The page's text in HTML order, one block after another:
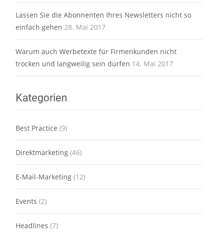
Lassen Sie die Abonnenten Ihres Newsletters nicht so
einfach gehen 28. Mai 2017
Warum auch Werbetexte für Firmenkunden nicht
trocken und langweilig sein dürfen 14. Mai 2017
Kategorien
Best Practice (9)
Direktmarketing (46)
E-Mail-Marketing (12)
Events (2)
Headlines (7)